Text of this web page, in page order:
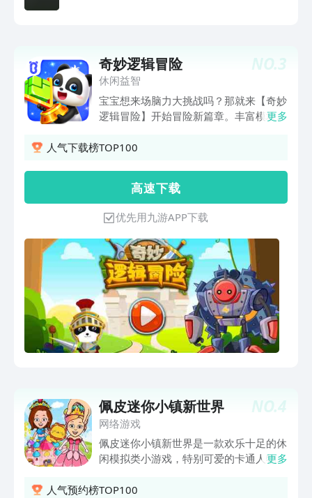
DIY模式：将沾满巧克力酱的玉米粒放入
爆米花机中，启动按钮，“砰砰砰”——香
喷喷的爆米花“亮相”！宝宝也好奇棉花糖
的做法？那就移步棉花糖摊，亲自试试
看！在这里，宝宝无需排队，想玩什么就
玩什么，还能锻炼应变力、动手能力等，
（BabyBus）是专注打造儿童启蒙数字产
品的原创品牌。宝宝巴士秉承“快乐启
蒙”的理念，用奇妙有趣的方式，为儿童
量身定制以“好听（国学故事）、好看
征的海量数字启蒙内容，让孩子趣味认
知、感受“真、善、美”。欢迎联系 微博：
@宝宝巴士 官网：
http://www.babybus.com 邮箱：
cn@babybus.com
NO.3
奇妙逻辑冒险
休闲益智
宝宝想来场脑力大挑战吗？那就来【奇妙
逻辑冒险】开始冒险新篇章。丰富模块，
划……本次大冒险，设置800多个关卡，
象能力？先从创意拼路模块开始；想展示
全局思维？点击割绳子 、流体探秘模
块；还能参与限时挑战，提升综合应变能
力……多样的闯关内容，供宝宝自由选
择。百变战衣，任你搭配 正式出发前，
宝宝将挑选专属角色，更换炫酷装备：给
奇奇戴上红翎头盔，穿上坚硬盔甲，变身
帅气小骑士；妙妙也是不错的选择，试试
给它搭配蓝色礼裙、透明翅膀，再加一个
淡蓝仙女棒，同色系穿搭，秒变高贵公
主……选角色+换装，让冒险更有代入
感。多重关卡，等你挑战能源芯片被藏
令，才能清除障碍。正义的宝宝，接受挑
战吧：先有序输入水枪、前进、蹲下等指
令，再启动运行按钮，yes！火焰扑灭，
顺利移动！通过益智冒险，宝宝还能将拼
路大师、编程高手、逻辑能力者等成就奖
杯收入囊中！快继续冒险，迎接新挑战
更多
人气下载榜TOP100
高 速 下 载
优先用九游APP下载
NO.4
佩皮迷你小镇新世界
网络游戏
佩皮迷你小镇新世界是一款欢乐十足的休
闲模拟类小游戏，特别可爱的卡通人物，
整个小镇，也可以感受丰富多样的活动任
更多
人气预约榜TOP100